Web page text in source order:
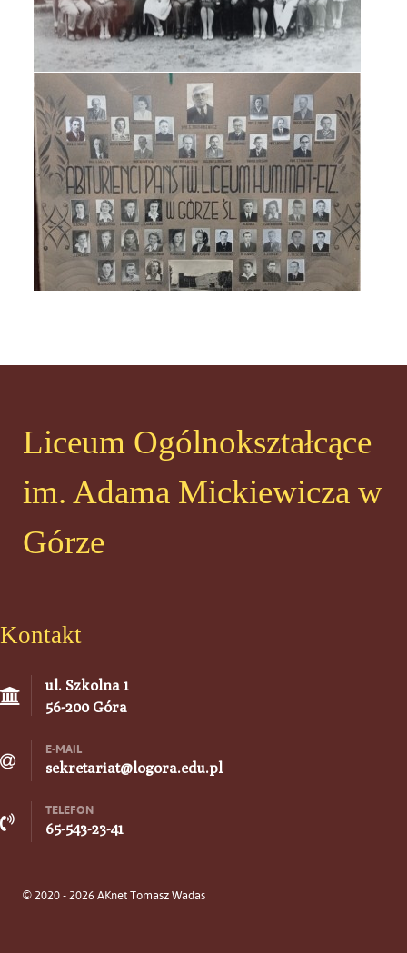
Liceum Ogólnokształcące
im. Adama Mickiewicza w
Górze
Kontakt
ul. Szkolna 1
56-200 Góra
E-MAIL
sekretariat@logora.edu.pl
TELEFON
65-543-23-41
© 2020 - 2026 AKnet Tomasz Wadas